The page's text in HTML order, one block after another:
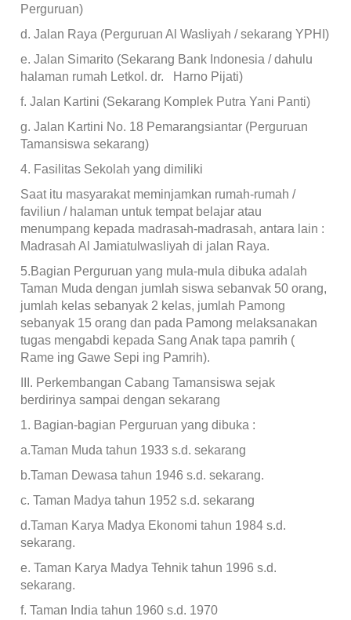
Perguruan)
d. Jalan Raya (Perguruan Al Wasliyah / sekarang YPHI)
e. Jalan Simarito (Sekarang Bank Indonesia / dahulu
halaman rumah Letkol. dr. Harno Pijati)
f. Jalan Kartini (Sekarang Komplek Putra Yani Panti)
g. Jalan Kartini No. 18 Pemarangsiantar (Perguruan
Tamansiswa sekarang)
4. Fasilitas Sekolah yang dimiliki
Saat itu masyarakat meminjamkan rumah-rumah /
faviliun / halaman untuk tempat belajar atau
menumpang kepada madrasah-madrasah, antara lain :
Madrasah Al Jamiatulwasliyah di jalan Raya.
5.Bagian Perguruan yang mula-mula dibuka adalah
Taman Muda dengan jumlah siswa sebanvak 50 orang,
jumlah kelas sebanyak 2 kelas, jumlah Pamong
sebanyak 15 orang dan pada Pamong melaksanakan
tugas mengabdi kepada Sang Anak tapa pamrih (
Rame ing Gawe Sepi ing Pamrih).
III. Perkembangan Cabang Tamansiswa sejak
berdirinya sampai dengan sekarang
1. Bagian-bagian Perguruan yang dibuka :
a.Taman Muda tahun 1933 s.d. sekarang
b.Taman Dewasa tahun 1946 s.d. sekarang.
c. Taman Madya tahun 1952 s.d. sekarang
d.Taman Karya Madya Ekonomi tahun 1984 s.d.
sekarang.
e. Taman Karya Madya Tehnik tahun 1996 s.d.
sekarang.
f. Taman India tahun 1960 s.d. 1970